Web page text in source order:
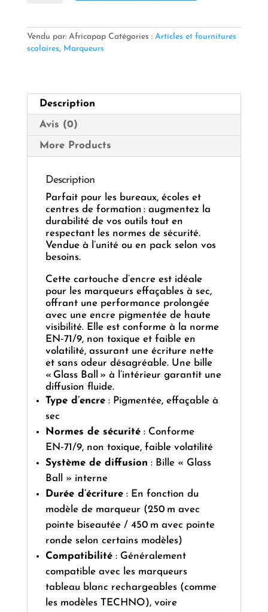
Marqueur
Tableau
Vendu par: Africapap Catégories : Articles et fournitures
scolaires, Marqueurs
Description
Avis (0)
More Products
Description
Parfait pour les bureaux, écoles et
centres de formation : augmentez la
durabilité de vos outils tout en
respectant les normes de sécurité.
Vendue à l’unité ou en pack selon vos
besoins.
Cette cartouche d’encre est idéale
pour les marqueurs effaçables à sec,
offrant une performance prolongée
avec une encre pigmentée de haute
visibilité. Elle est conforme à la norme
EN‑71/9, non toxique et faible en
volatilité, assurant une écriture nette
et sans odeur désagréable. Une bille
« Glass Ball » à l’intérieur garantit une
diffusion fluide.
Type d’encre: Pigmentée, effaçable à
sec
Normes de sécurité: Conforme
EN‑71/9, non toxique, faible volatilité
Système de diffusion : Bille « Glass
Ball » interne
Durée d’écriture: En fonction du
modèle de marqueur (250 m avec
pointe biseautée / 450 m avec pointe
ronde selon certains modèles)
Compatibilité: Généralement
compatible avec les marqueurs
tableau blanc rechargeables (comme
les modèles TECH­NO), voire